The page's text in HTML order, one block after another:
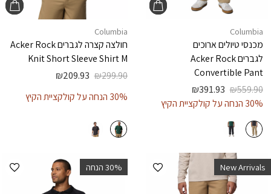
Columbia
מכנסי טיולים ארוכים
לגבריםAcker Rock
Convertible Pant
₪559.90
₪391.93
30% הנחה על קולקציית הקיץ
Columbia
חולצה קצרה לגבריםAcker Rock
Knit Short Sleeve Shirt M
₪299.90
₪209.93
30% הנחה על קולקציית הקיץ
הוספה למועדפים New Arrivals ‫30% הנחה